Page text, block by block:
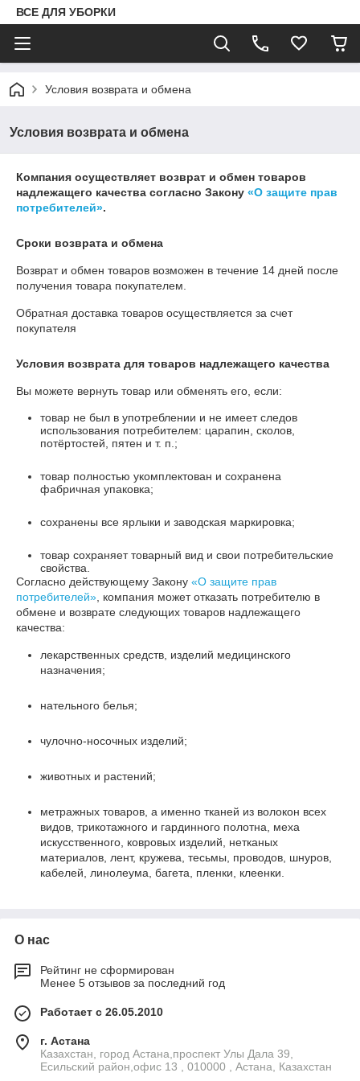
ВСЕ ДЛЯ УБОРКИ
Условия возврата и обмена
Условия возврата и обмена
Компания осуществляет возврат и обмен товаров
надлежащего качества согласно Закону «О защите прав
потребителей».
Сроки возврата и обмена
Возврат и обмен товаров возможен в течение 14 дней после
получения товара покупателем.
Обратная доставка товаров осуществляется за счет
покупателя
Условия возврата для товаров надлежащего качества
Вы можете вернуть товар или обменять его, если:
товар не был в употреблении и не имеет следов
использования потребителем: царапин, сколов,
потёртостей, пятен и т. п.;
товар полностью укомплектован и сохранена
фабричная упаковка;
сохранены все ярлыки и заводская маркировка;
товар сохраняет товарный вид и свои потребительские
свойства.
Согласно действующему Закону «О защите прав
потребителей» , компания может отказать потребителю в
обмене и возврате следующих товаров надлежащего
качества:
лекарственных средств, изделий медицинского
назначения;
нательного белья;
чулочно-носочных изделий;
животных и растений;
метражных товаров, а именно тканей из волокон всех
видов, трикотажного и гардинного полотна, меха
искусственного, ковровых изделий, нетканых
материалов, лент, кружева, тесьмы, проводов, шнуров,
кабелей, линолеума, багета, пленки, клеенки.
О нас
Рейтинг не сформирован
Менее 5 отзывов за последний год
Работает с 26.05.2010
г. Астана
Казахстан, город Астана,проспект Улы Дала 39,
Есильский район,офис 13 , 010000 , Астана, Казахстан